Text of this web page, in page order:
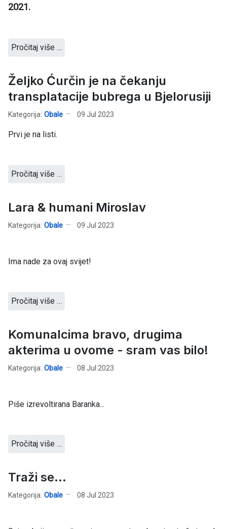
2021.
Pročitaj više …
Željko Ćurčin je na čekanju
transplatacije bubrega u Bjelorusiji
Kategorija: Obale 09 Jul 2023
Prvi je na listi.
Pročitaj više …
Lara & humani Miroslav
Kategorija: Obale 09 Jul 2023
Ima nade za ovaj svijet!
Pročitaj više …
Komunalcima bravo, drugima
akterima u ovome - sram vas bilo!
Kategorija: Obale 08 Jul 2023
Piše izrevoltirana Baranka...
Pročitaj više …
Traži se...
Kategorija: Obale 08 Jul 2023